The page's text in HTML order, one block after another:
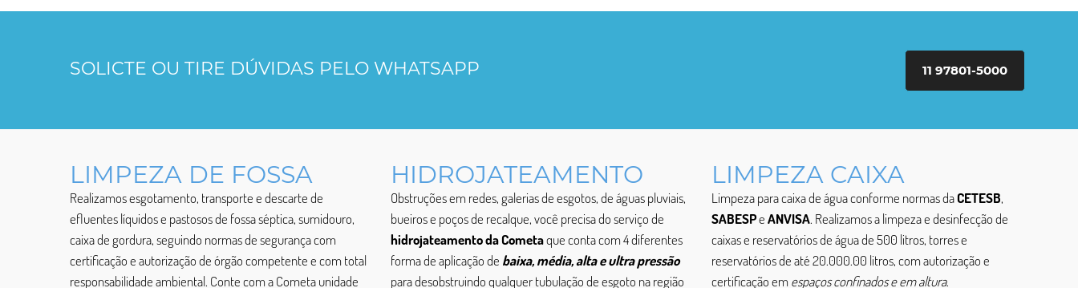
SOLICTE OU TIRE DÚVIDAS PELO WHATSAPP 11 97801-5000
LIMPEZA DE FOSSA
Realizamos esgotamento, transporte e descarte de
efluentes líquidos e pastosos de fossa séptica, sumidouro,
caixa de gordura, seguindo normas de segurança com
certificação e autorização de órgão competente e com total
responsabilidade ambiental. Conte com a Cometa unidade
HIDROJATEAMENTO
Obstruções em redes, galerias de esgotos, de águas pluviais,
bueiros e poços de recalque, você precisa do serviço de
hidrojateamento da Cometaque conta com 4 diferentes
forma de aplicação de baixa, média, alta e ultra pressão
para desobstruindo qualquer tubulação de esgoto na região
LIMPEZA CAIXA
Limpeza para caixa de água conforme normas daCETESB,
SABESPeANVISA. Realizamos a limpeza e desinfecção de
caixas e reservatórios de água de 500 litros, torres e
reservatórios de até 20.000.00 litros, com autorização e
certificação emespaços confinados e em altura.